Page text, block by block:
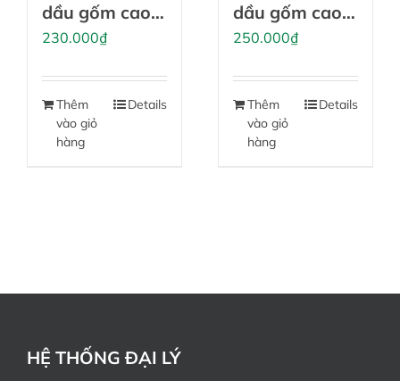
dầu gốm cao
cấp
230.000₫
Thêm
vào giỏ
hàng
Details
dầu gốm cao
cấp họa tiết lá
250.000₫
Thêm
vào giỏ
hàng
Details
HỆ THỐNG ĐẠI LÝ